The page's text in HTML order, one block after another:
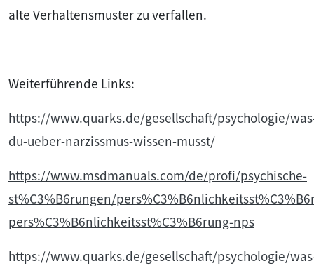
alte Verhaltensmuster zu verfallen.
Weiterführende Links:
https://www.quarks.de/gesellschaft/psychologie/
du-ueber-narzissmus-wissen-musst/
https://www.msdmanuals.com/de/profi/psychische-
st%C3%B6rungen/
pers%C3%B6nlichkeitsst%C3%B6rung-nps
https://www.quarks.de/gesellschaft/psychologie/